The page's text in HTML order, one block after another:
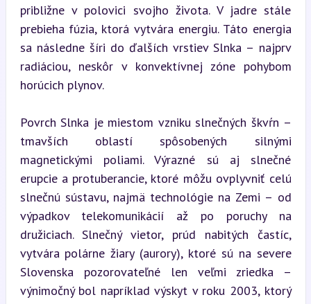
približne v polovici svojho života. V jadre stále
prebieha fúzia, ktorá vytvára energiu. Táto energia
sa následne šíri do ďalších vrstiev Slnka – najprv
radiáciou, neskôr v konvektívnej zóne pohybom
horúcich plynov.
Povrch Slnka je miestom vzniku slnečných škvŕn –
tmavších oblastí spôsobených silnými
magnetickými poliami. Výrazné sú aj slnečné
erupcie a protuberancie, ktoré môžu ovplyvniť celú
slnečnú sústavu, najmä technológie na Zemi – od
výpadkov telekomunikácií až po poruchy na
družiciach. Slnečný vietor, prúd nabitých častíc,
vytvára polárne žiary (aurory), ktoré sú na severe
Slovenska pozorovateľné len veľmi zriedka –
výnimočný bol napríklad výskyt v roku 2003, ktorý